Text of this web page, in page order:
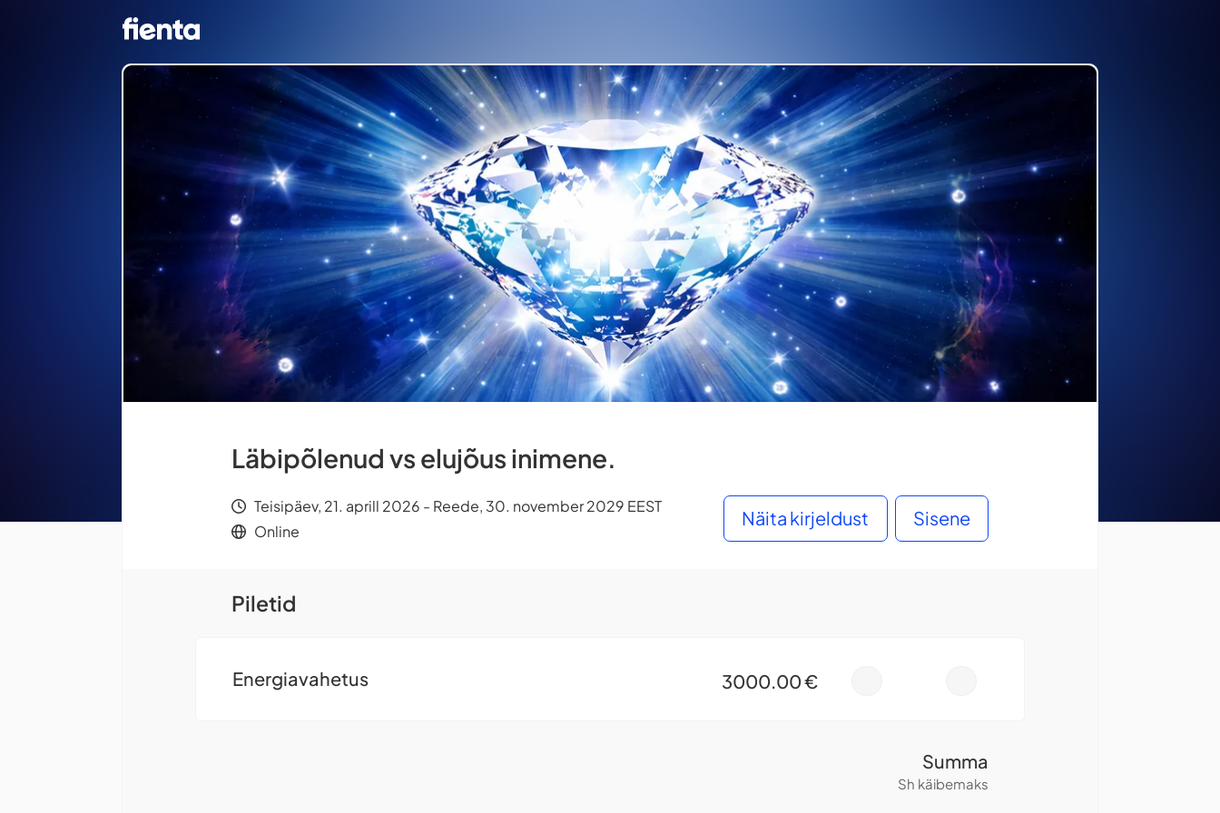
Läbipõlenud vs elujõus inimene.
Teisipäev, 21. aprill 2026 - Reede, 30. november 2029 EEST
Online
Näita kirjeldust Sisene
Piletid
Energiavahetus 3000.00€
Summa
Sh käibemaks